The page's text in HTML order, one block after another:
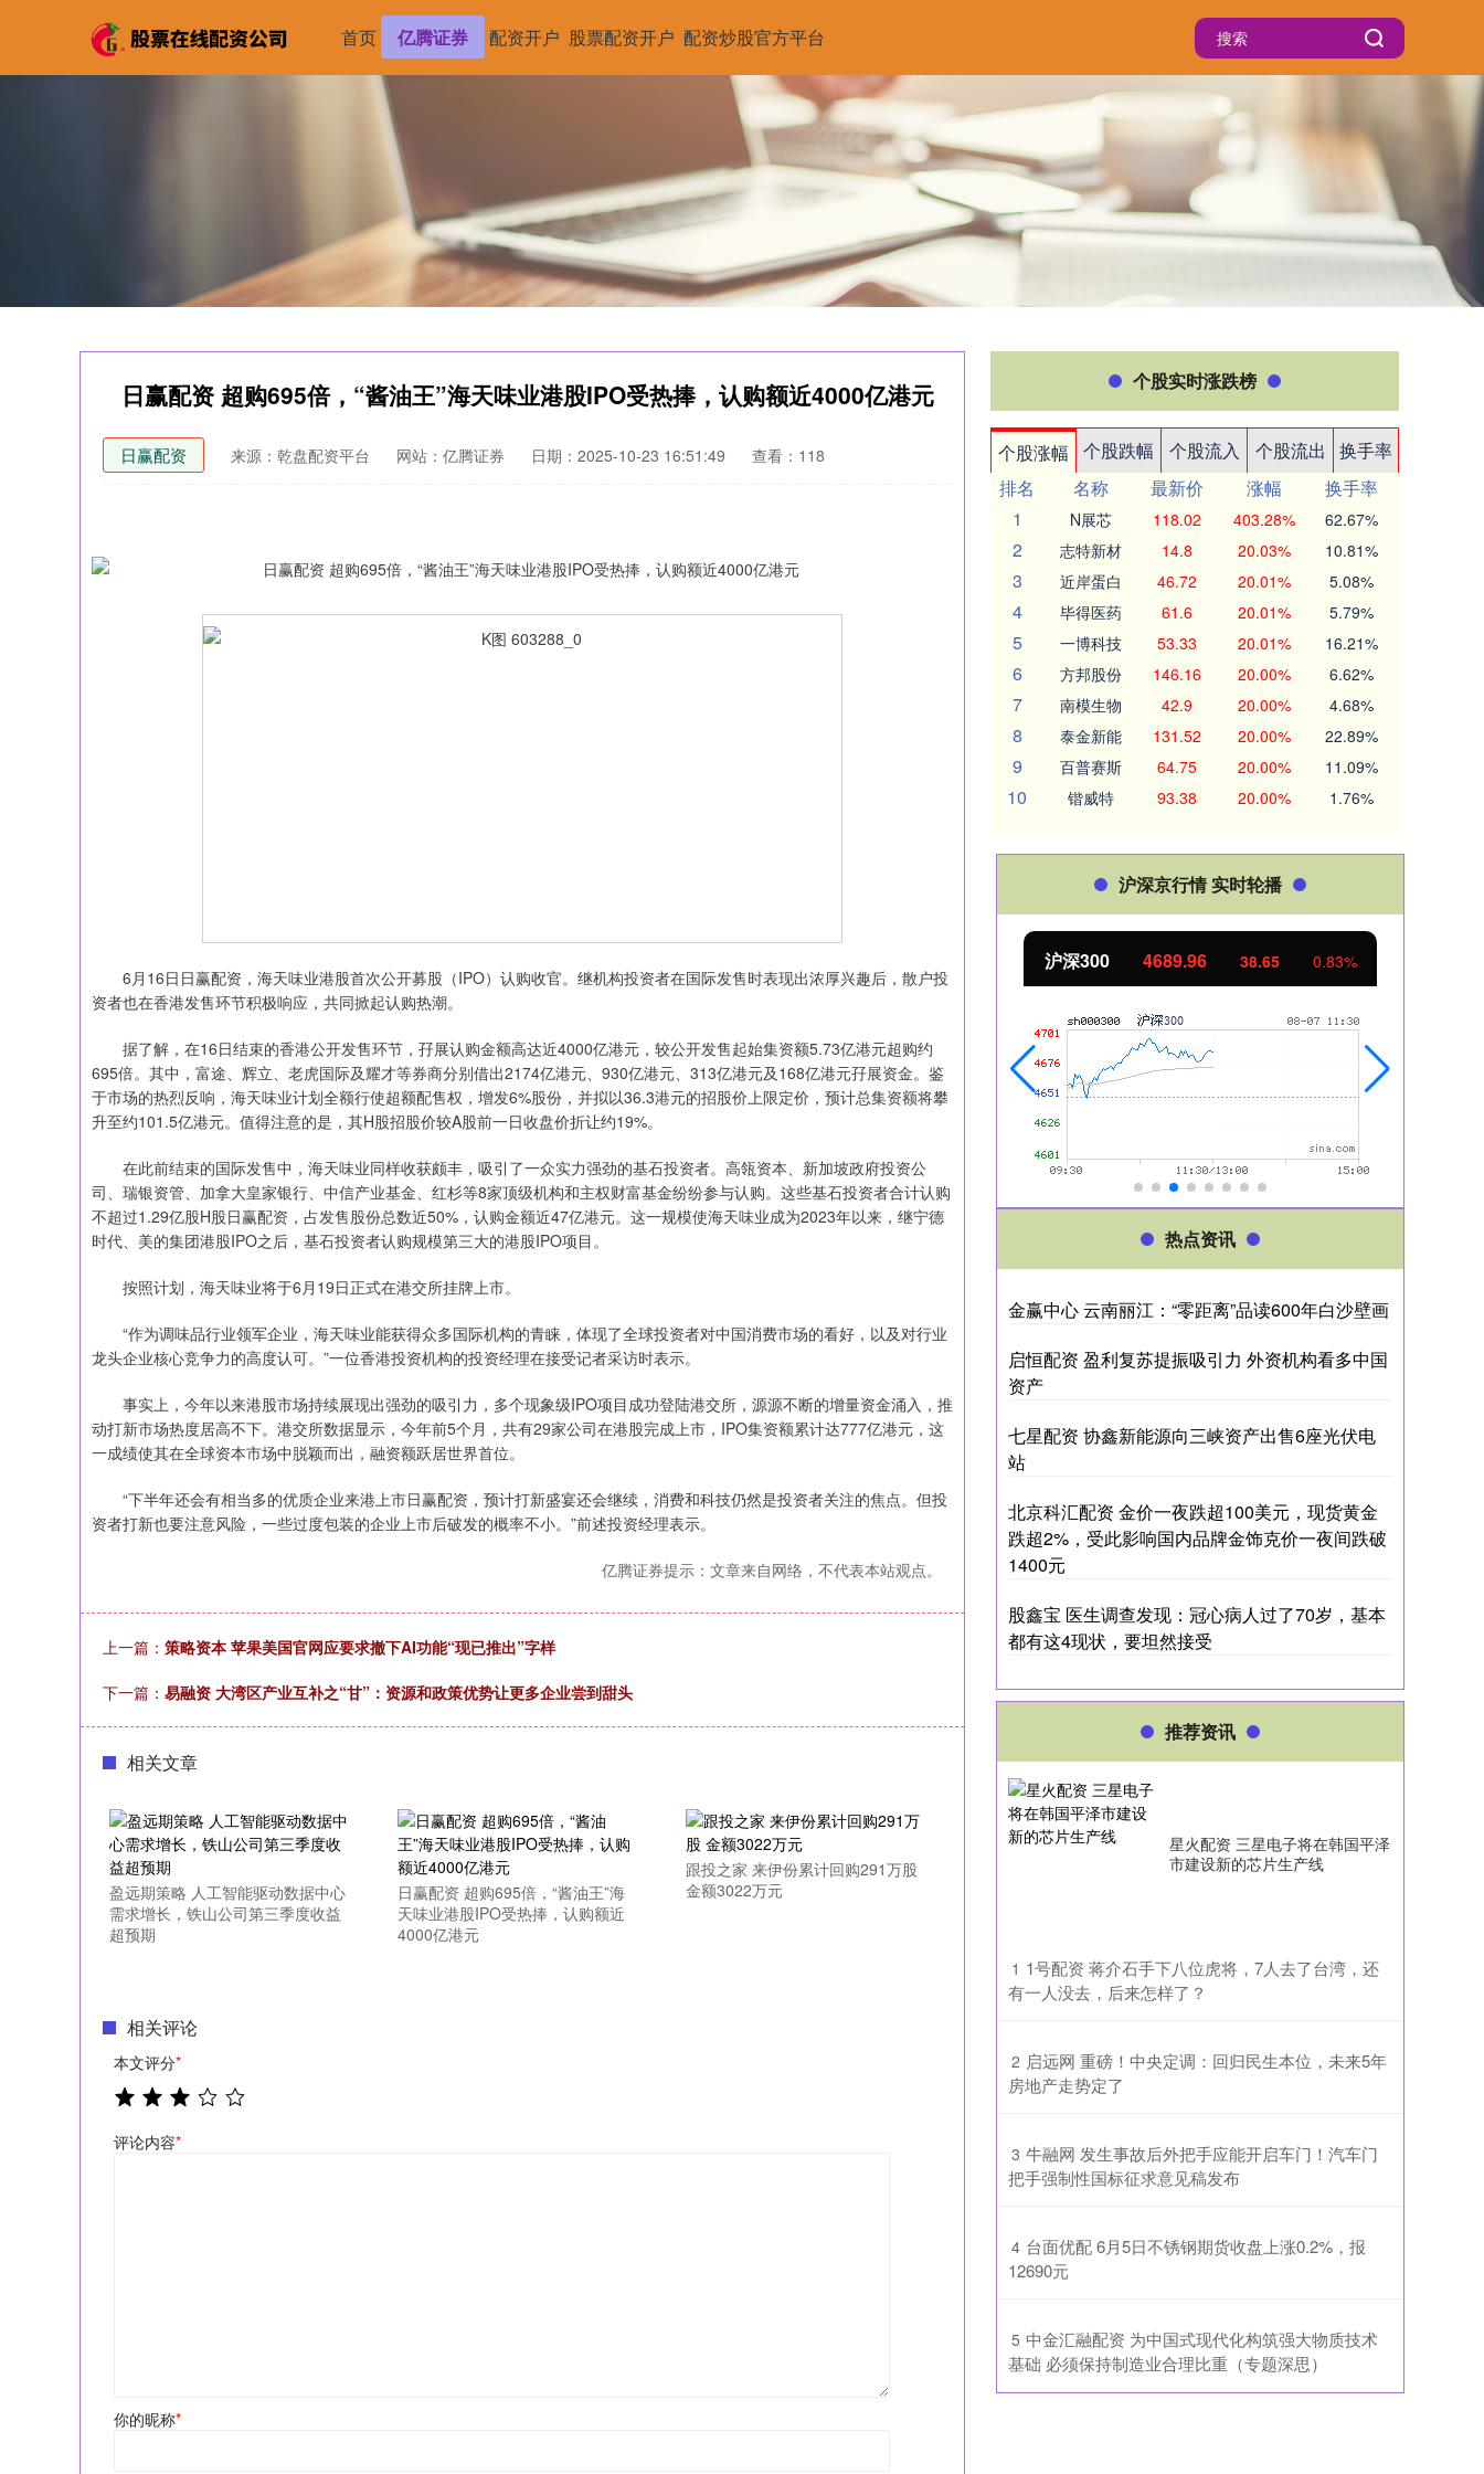
首页 亿腾证券 配资开户 股票配资开户 配资炒股官方平台
日赢配资 超购695倍，“酱油王”海天味业港股IPO受热捧，认购额近4000亿港元
日赢配资 来源：乾盘配资平台 网站：亿腾证券 日期：2025-10-23 16:51:49 查看：118
6月16日日赢配资，海天味业港股首次公开募股（IPO）认购收官。继机构投资者在国际发售时表现出浓厚兴趣后，散户投
资者也在香港发售环节积极响应，共同掀起认购热潮。
据了解，在16日结束的香港公开发售环节，孖展认购金额高达近4000亿港元，较公开发售起始集资额5.73亿港元超购约
695倍。其中，富途、辉立、老虎国际及耀才等券商分别借出2174亿港元、930亿港元、313亿港元及168亿港元孖展资金。鉴
于市场的热烈反响，海天味业计划全额行使超额配售权，增发6%股份，并拟以36.3港元的招股价上限定价，预计总集资额将攀
升至约101.5亿港元。值得注意的是，其H股招股价较A股前一日收盘价折让约19%。
在此前结束的国际发售中，海天味业同样收获颇丰，吸引了一众实力强劲的基石投资者。高瓴资本、新加坡政府投资公
司、瑞银资管、加拿大皇家银行、中信产业基金、红杉等8家顶级机构和主权财富基金纷纷参与认购。这些基石投资者合计认购
不超过1.29亿股H股日赢配资，占发售股份总数近50%，认购金额近47亿港元。这一规模使海天味业成为2023年以来，继宁德
时代、美的集团港股IPO之后，基石投资者认购规模第三大的港股IPO项目。
按照计划，海天味业将于6月19日正式在港交所挂牌上市。
“作为调味品行业领军企业，海天味业能获得众多国际机构的青睐，体现了全球投资者对中国消费市场的看好，以及对行业
龙头企业核心竞争力的高度认可。”一位香港投资机构的投资经理在接受记者采访时表示。
事实上，今年以来港股市场持续展现出强劲的吸引力，多个现象级IPO项目成功登陆港交所，源源不断的增量资金涌入，推
动打新市场热度居高不下。港交所数据显示，今年前5个月，共有29家公司在港股完成上市，IPO集资额累计达777亿港元，这
一成绩使其在全球资本市场中脱颖而出，融资额跃居世界首位。
“下半年还会有相当多的优质企业来港上市日赢配资，预计打新盛宴还会继续，消费和科技仍然是投资者关注的焦点。但投
资者打新也要注意风险，一些过度包装的企业上市后破发的概率不小。”前述投资经理表示。
亿腾证券提示：文章来自网络，不代表本站观点。
上一篇： 策略资本 苹果美国官网应要求撤下AI功能“现已推出”字样
下一篇： 易融资 大湾区产业互补之“甘”：资源和政策优势让更多企业尝到甜头
相关文章
盈远期策略 人工智能驱动数据中心
需求增长，铁山公司第三季度收益
超预期
日赢配资 超购695倍，“酱油王”海
天味业港股IPO受热捧，认购额近
4000亿港元
跟投之家 来伊份累计回购291万股
金额3022万元
相关评论
本文评分*
评论内容*
你的昵称*
个股实时涨跌榜
个股涨幅 个股跌幅 个股流入 个股流出
换手率
排名
名称 最新价 涨幅
换手率
1
N展芯 118.02 403.28% 62.67%
2 志特新材 14.8 20.03% 10.81%
3 近岸蛋白 46.72 20.01% 5.08%
4 毕得医药 61.6 20.01% 5.79%
5 一博科技 53.33 20.01% 16.21%
6 方邦股份 146.16 20.00% 6.62%
7 南模生物 42.9 20.00% 4.68%
8 泰金新能 131.52 20.00% 22.89%
9 百普赛斯 64.75 20.00% 11.09%
10 锴威特 93.38 20.00% 1.76%
沪深京行情 实时轮播
北证50 1129.72 6.84 0.61%
热点资讯
金赢中心 云南丽江：“零距离”品读600年白沙壁画
启恒配资 盈利复苏提振吸引力 外资机构看多中国
资产
七星配资 协鑫新能源向三峡资产出售6座光伏电
站
北京科汇配资 金价一夜跌超100美元，现货黄金
跌超2%，受此影响国内品牌金饰克价一夜间跌破
1400元
股鑫宝 医生调查发现：冠心病人过了70岁，基本
都有这4现状，要坦然接受
推荐资讯
星火配资 三星电子将在韩国平泽
市建设新的芯片生产线
1 ​1号配资 蒋介石手下八位虎将，7人去了台湾，还
有一人没去，后来怎样了？
2 ​启远网 重磅！中央定调：回归民生本位，未来5年
房地产走势定了
3 ​牛融网 发生事故后外把手应能开启车门！汽车门
把手强制性国标征求意见稿发布
4 ​台面优配 6月5日不锈钢期货收盘上涨0.2%，报
12690元
5 ​中金汇融配资 为中国式现代化构筑强大物质技术
基础 必须保持制造业合理比重（专题深思）